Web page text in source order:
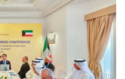
Công nghệ
Sành điệu
Tin Công nghệ
Trải nghiệm
Chuyển đổi số